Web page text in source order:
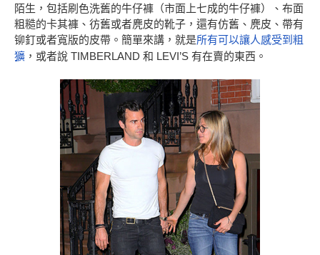
陌生，包括刷色洗舊的牛仔褲（市面上七成的牛仔褲）、布面
粗糙的卡其褲、彷舊或者麂皮的靴子，還有仿舊、麂皮、帶有
铆釘或者寬版的皮帶。簡單來講，就是所有可以讓人感受到粗
獷 ，或者說 TIMBERLAND 和 LEVI’S 有在賣的東西。